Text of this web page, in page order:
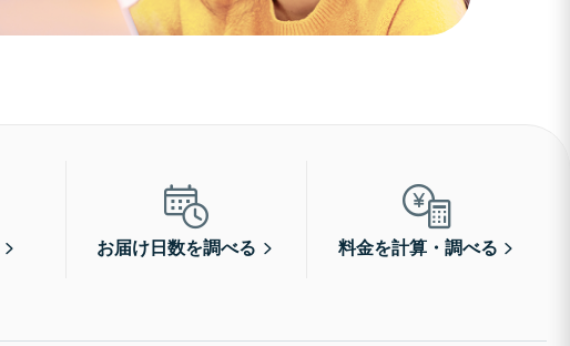
お届け日数を調べる 料金を計算・調べる